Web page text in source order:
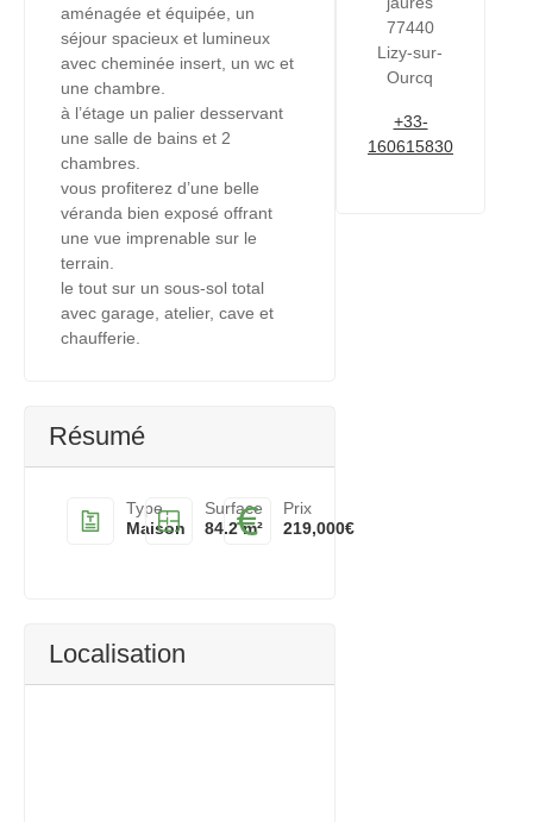
aménagée et équipée, un
séjour spacieux et lumineux
avec cheminée insert, un wc et
une chambre.
à l’étage un palier desservant
une salle de bains et 2
chambres.
vous profiterez d’une belle
véranda bien exposé offrant
une vue imprenable sur le
terrain.
le tout sur un sous-sol total
avec garage, atelier, cave et
chaufferie.
Résumé
Type
Maison
Surface
84.2 m²
Prix
219,000€
Localisation
77440
Lizy-sur-
Ourcq
+33-
160615830